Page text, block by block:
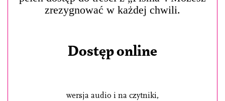
zrezygnować w każdej chwili.
Dostęp online
wersja audio i na czytniki,